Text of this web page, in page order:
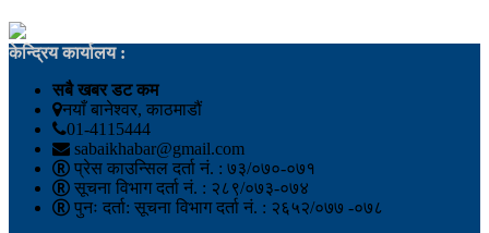
केन्द्रिय कार्यालय :
सबै खबर डट कम
नयाँ बानेश्वर, काठमाडौं
01-4115444
sabaikhabar@gmail.com
प्रेस काउन्सिल दर्ता नं. : ७३/०७०-०७१
सूचना विभाग दर्ता नं. : २८९/०७३-०७४
पुनः दर्ता: सूचना विभाग दर्ता नं. : २६५२/०७७ -०७८